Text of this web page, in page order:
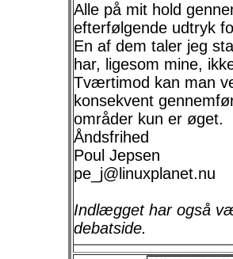
Alle på mit hold
efterfølgende udtryk
En af dem taler jeg
har, ligesom mine,
Tværtimod kan man
konsekvent
områder kun er øget.
Åndsfrihed
Poul Jepsen
pe_j@linuxplanet.nu
Indlægget har også
debatside.